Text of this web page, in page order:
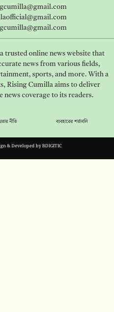
a trusted online news website that
news from various fields,
sports, and more. With a
Rising Cumilla aims to deliver
news coverage to its readers.
নীতি ব্যবহারের শর্তাবলি
& Developed byBDIGITIC